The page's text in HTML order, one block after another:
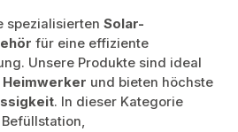
spezialisiertenSolar-
für eine effiziente
Unsere Produkte sind ideal
Heimwerker und bieten höchste
. In dieser Kategorie